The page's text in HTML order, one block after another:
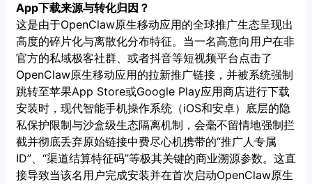
App下载来源与转化归因？
这是由于OpenClaw原生移动应用的全球推广生态呈现出
高度的碎片化与离散化分布特征。当一名高意向用户在非
官方的私域极客社群、或者抖音等短视频平台点击了
OpenClaw原生移动应用的拉新推广链接，并被系统强制
跳转至苹果App Store或Google Play应用商店进行下载
安装时，现代智能手机操作系统（iOS和安卓）底层的隐
私保护限制与沙盒级生态隔离机制，会毫不留情地强制拦
截并彻底丢弃原始链接中费尽心机携带的“推广人专属
ID”、“渠道结算特征码”等极其关键的商业溯源参数。这直
接导致当该名用户完成安装并在首次启动OpenClaw原生